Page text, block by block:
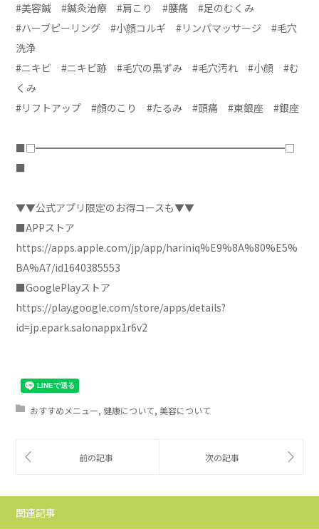
#美容鍼 #鍼灸治療 #肩こり #腰痛 #足のむくみ
#ハーブピーリング #小顔コルギ #リンパマッサージ #毛穴
洗浄
#ニキビ #ニキビ跡 #毛穴の黒ずみ #毛穴汚れ #小顔 #む
くみ
#リフトアップ #顔のこり #たるみ #頭痛 #東銀座 #銀座
■□━━━━━━━━━━━━━━━━━━━━━━━━━□
■
▼▼公式アプリ限定のお得コースも▼▼
■APPストア
https://apps.apple.com/jp/app/hariniq%E9%8A%80%E5%
BA%A7/id1640385553
■GooglePlayストア
https://play.google.com/store/apps/details?
id=jp.epark.salonappx1r6v2
おすすめメニュー, 健康について, 美容について
関連記事